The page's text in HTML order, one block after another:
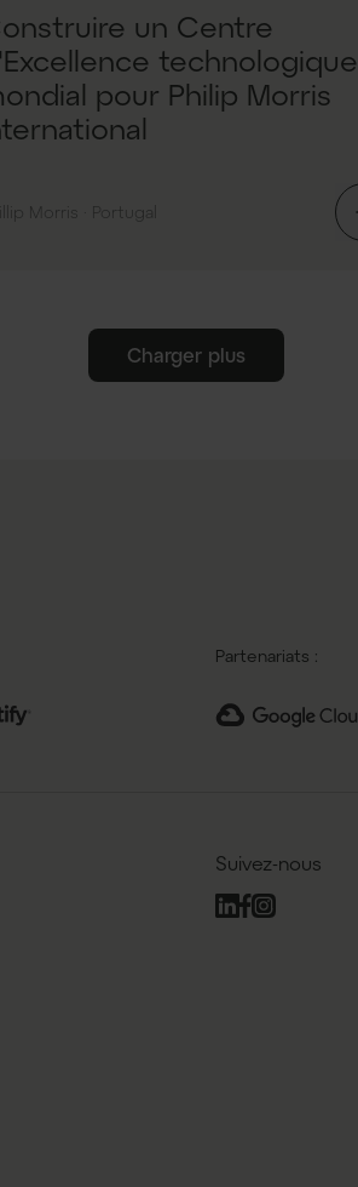
un Centre
technologique
pour Philip Morris
Morris · Portugal
Charger plus
Partenariats :
Suivez-nous